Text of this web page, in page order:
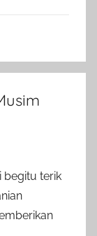
begitu terik